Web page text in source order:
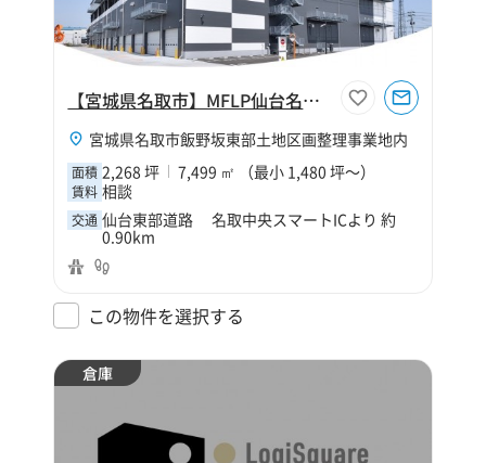
【宮城県名取市】MFLP仙台名取Ⅰ
宮城県名取市飯野坂東部土地区画整理事業地内
面積 2,268 坪 7,499 ㎡ （最小 1,480 坪～）
賃料 相談
交通 仙台東部道路 名取中央スマートICより 約
0.90km
この物件を選択する
倉庫